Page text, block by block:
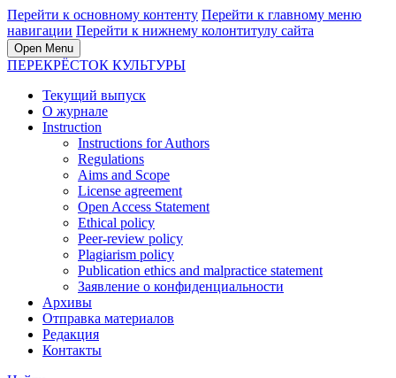
Перейти к основному контенту Перейти к главному меню
навигации Перейти к нижнему колонтитулу сайта
Open Menu
ПЕРЕКРЁСТОК КУЛЬТУРЫ
Текущий выпуск
О журнале
Instruction
Instructions for Authors
Regulations
Aims and Scope
License agreement
Open Access Statement
Ethical policy
Peer-review policy
Plagiarism policy
Publication ethics and malpractice statement
Заявление о конфиденциальности
Архивы
Отправка материалов
Редакция
Контакты